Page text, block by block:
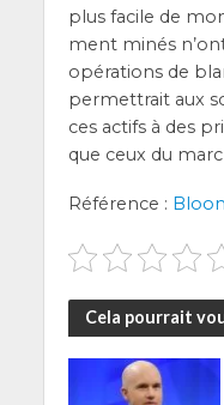
plus facile de
ment minés
opé­ra­tions de
per­met­trait aux
ces actifs à des
que ceux du
Réfé­rence :
Cela pourrait